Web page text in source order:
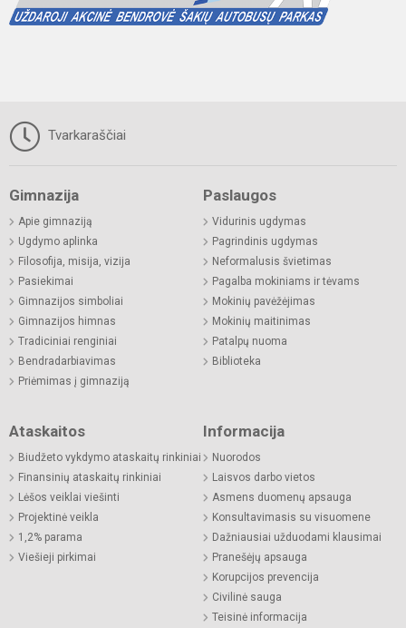
Tvarkaraščiai
Gimnazija
Apie gimnaziją
Ugdymo aplinka
Filosofija, misija, vizija
Pasiekimai
Gimnazijos simboliai
Gimnazijos himnas
Tradiciniai renginiai
Bendradarbiavimas
Priėmimas į gimnaziją
Paslaugos
Vidurinis ugdymas
Pagrindinis ugdymas
Neformalusis švietimas
Pagalba mokiniams ir tėvams
Mokinių pavėžėjimas
Mokinių maitinimas
Patalpų nuoma
Biblioteka
Ataskaitos
Biudžeto vykdymo ataskaitų rinkiniai
Finansinių ataskaitų rinkiniai
Lėšos veiklai viešinti
Projektinė veikla
1,2% parama
Viešieji pirkimai
Informacija
Nuorodos
Laisvos darbo vietos
Asmens duomenų apsauga
Konsultavimasis su visuomene
Dažniausiai užduodami klausimai
Pranešėjų apsauga
Korupcijos prevencija
Civilinė sauga
Teisinė informacija